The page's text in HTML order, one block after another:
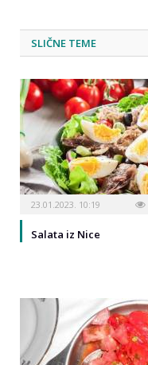
SLIČNE TEME
23.01.2023. 10:19
Salata iz Nice